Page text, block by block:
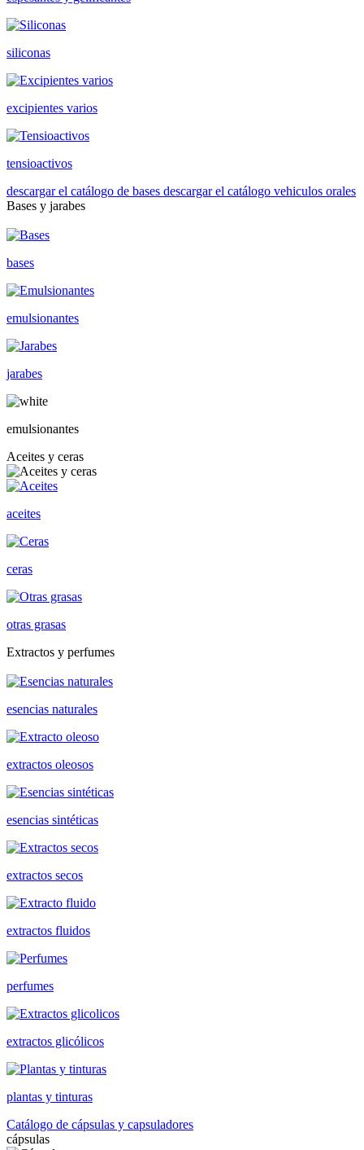
siliconas
excipientes varios
tensioactivos
descargar el catálogo de bases descargar el catálogo vehiculos orales
Bases y jarabes
bases
emulsionantes
jarabes
emulsionantes
Aceites y ceras
aceites
ceras
otras grasas
Extractos y perfumes
esencias naturales
extractos oleosos
esencias sintéticas
extractos secos
extractos fluidos
perfumes
extractos glicólicos
plantas y tinturas
Catálogo de cápsulas y capsuladores
cápsulas